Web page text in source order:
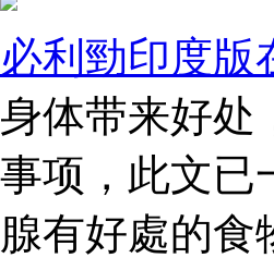
必利勁印度版
身体带来好处
事项，此文已
腺有好處的食